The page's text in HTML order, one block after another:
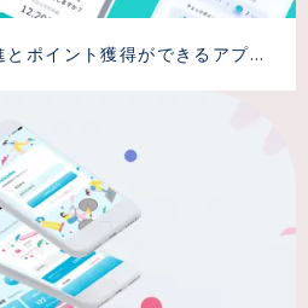
ポイント獲得ができるアプリ
修